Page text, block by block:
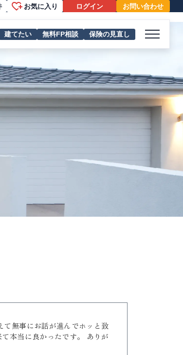
お気に入り ログイン お問い合わせ
建てたい 無料FP相談 保険の見直し
メニュー
て無事にお話が進んでホッと致
本当に良かったです。 ありが